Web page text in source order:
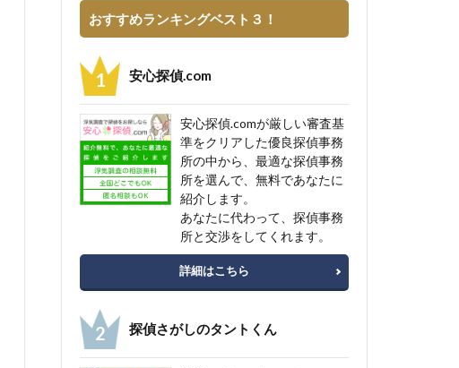
おすすめランキングベスト３！
安心探偵.com
安心探偵.comが厳しい審査基
準をクリアした優良探偵事務
所の中から、最適な探偵事務
所を選んで、無料であなたに
紹介します。
あなたに代わって、探偵事務
所と交渉をしてくれます。
詳細はこちら
探偵さがしのタントくん